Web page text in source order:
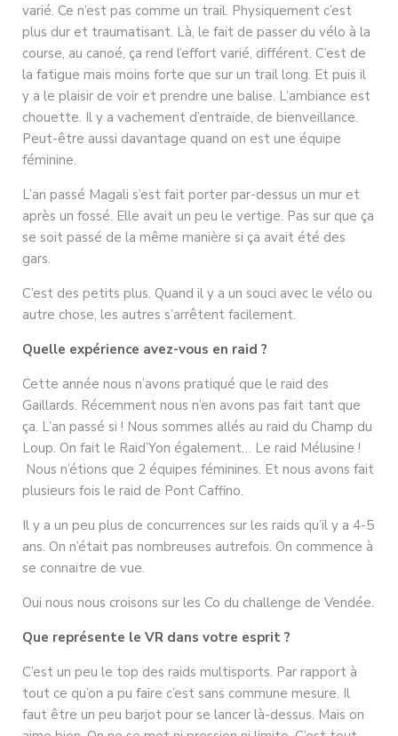
varié. Ce n’est pas comme un trail. Physiquement c’est
plus dur et traumatisant. Là, le fait de passer du vélo à la
course, au canoé, ça rend l’effort varié, différent. C’est de
la fatigue mais moins forte que sur un trail long. Et puis il
y a le plaisir de voir et prendre une balise. L’ambiance est
chouette. Il y a vachement d’entraide, de bienveillance.
Peut-être aussi davantage quand on est une équipe
féminine.
L’an passé Magali s’est fait porter par-dessus un mur et
après un fossé. Elle avait un peu le vertige. Pas sur que ça
se soit passé de la même manière si ça avait été des
gars.
C’est des petits plus. Quand il y a un souci avec le vélo ou
autre chose, les autres s’arrêtent facilement.
Quelle expérience avez-vous en raid ?
Cette année nous n’avons pratiqué que le raid des
Gaillards. Récemment nous n’en avons pas fait tant que
ça. L’an passé si ! Nous sommes allés au raid du Champ du
Loup. On fait le Raid’Yon également… Le raid Mélusine !
Nous n’étions que 2 équipes féminines. Et nous avons fait
plusieurs fois le raid de Pont Caffino.
Il y a un peu plus de concurrences sur les raids qu’il y a 4-5
ans. On n’était pas nombreuses autrefois. On commence à
se connaitre de vue.
Oui nous nous croisons sur les Co du challenge de Vendée.
Que représente le VR dans votre esprit ?
C’est un peu le top des raids multisports. Par rapport à
tout ce qu’on a pu faire c’est sans commune mesure. Il
faut être un peu barjot pour se lancer là-dessus. Mais on